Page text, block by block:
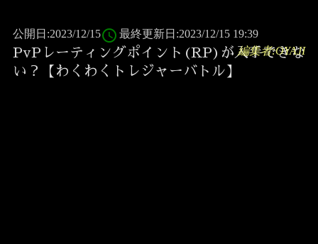
公開日:2023/12/15access_time 最終更新日:2023/12/15 19:39
PvPレーティングポイント(RP)が入手できな
い？【わくわくトレジャーバトル】
編集者:OYAJI